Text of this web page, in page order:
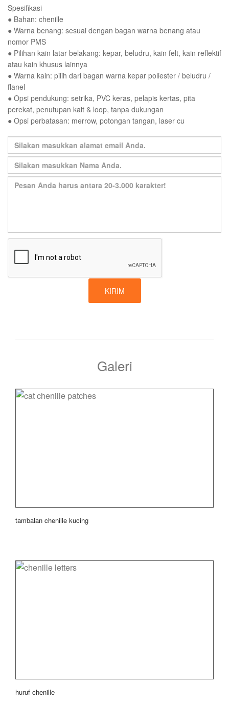
Spesifikasi
● Bahan: chenille
● Warna benang: sesuai dengan bagan warna benang atau
nomor PMS
● Pilihan kain latar belakang: kepar, beludru, kain felt, kain reflektif
atau kain khusus lainnya
● Warna kain: pilih dari bagan warna kepar poliester / beludru /
flanel
● Opsi pendukung: setrika, PVC keras, pelapis kertas, pita
perekat, penutupan kait & loop, tanpa dukungan
● Opsi perbatasan: merrow, potongan tangan, laser cu
KIRIM
Galeri
tambalan chenille kucing
huruf chenille